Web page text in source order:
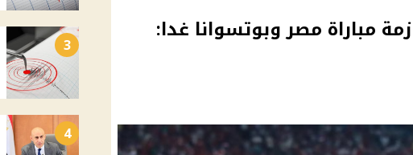
مباراة مصر وبوتسوانا غدا: 3
4